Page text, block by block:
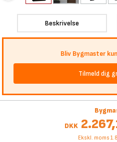
Beskrivelse
Bliv Bygmaster
Tilmeld dig
DKK
Ekskl. moms